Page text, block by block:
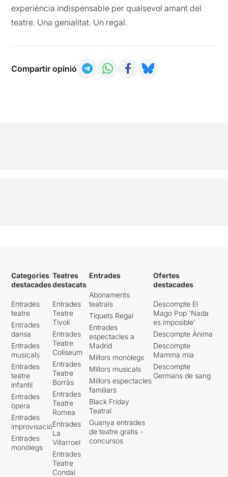
experiència indispensable per qualsevol amant del
teatre. Una genialitat. Un regal.
Compartir opinió
Categories
destacades
Entrades
teatre
Entrades
dansa
Entrades
musicals
Entrades
teatre
infantil
Entrades
òpera
Entrades
improvisació
Entrades
monòlegs
Teatres
destacats
Entrades
Teatre
Tívoli
Entrades
Teatre
Coliseum
Entrades
Teatre
Borràs
Entrades
Teatre
Romea
Entrades
La
Villarroel
Entrades
Teatre
Condal
Entrades
Abonaments
teatrals
Tiquets Regal
Entrades
espectacles a
Madrid
Millors monòlegs
Millors musicals
Millors espectacles
familiars
Black Friday
Teatral
Guanya entrades
de teatre gratis -
concursos
Ofertes
destacades
Descompte El
Mago Pop 'Nada
es imposible'
Descompte Ànima
Descompte
Mamma mia
Descompte
Germans de sang